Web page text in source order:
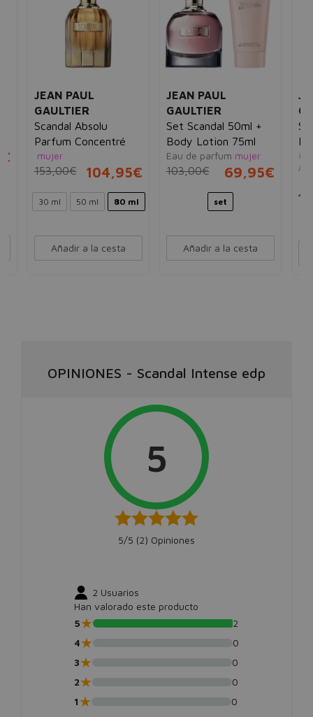
JEAN PAUL
GAULTIER
Scandal Absolu
Parfum Concentré
mujer
153,00€ 104,95€
30 ml 50 ml 80 ml
Añadir a la cesta
JEAN PAUL
GAULTIER
Set Scandal 50ml +
Body Lotion 75ml
Eau de parfum mujer
103,00€ 69,95€
set
Añadir a la cesta
OPINIONES - Scandal Intense edp
5
5/5 (2) Opiniones
2 Usuarios
Han valorado este producto
5★
2
4★
0
3★
0
2★
0
1★ 0